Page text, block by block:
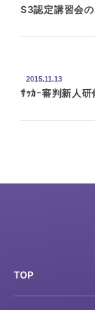
S3認定講習会
2015.11.13
ｻｯｶｰ審判新人
TOP